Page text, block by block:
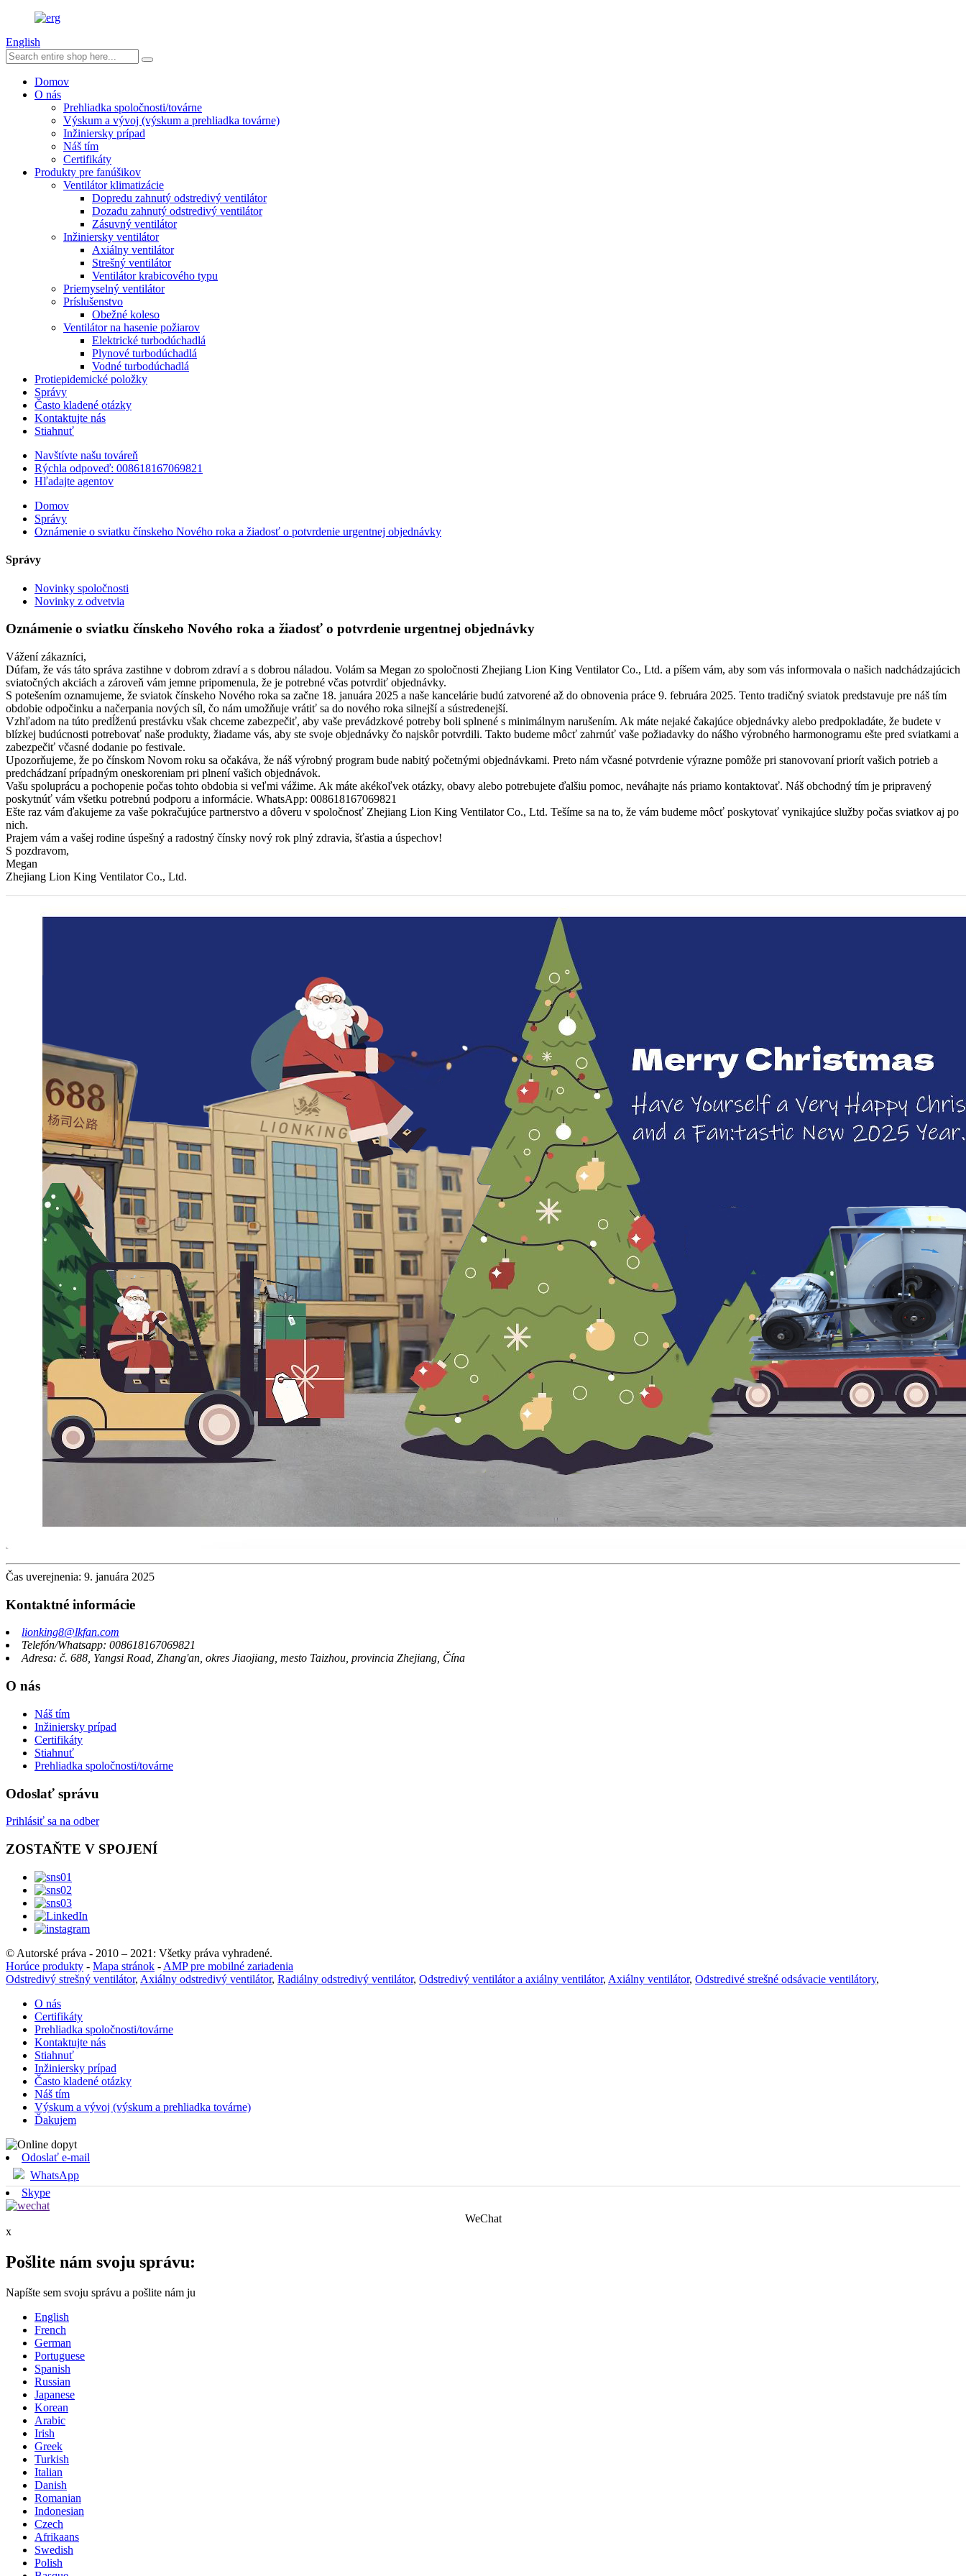
English
Domov
O nás
Prehliadka spoločnosti/továrne
Výskum a vývoj (výskum a prehliadka továrne)
Inžiniersky prípad
Náš tím
Certifikáty
Produkty pre fanúšikov
Ventilátor klimatizácie
Dopredu zahnutý odstredivý ventilátor
Dozadu zahnutý odstredivý ventilátor
Zásuvný ventilátor
Inžiniersky ventilátor
Axiálny ventilátor
Strešný ventilátor
Ventilátor krabicového typu
Priemyselný ventilátor
Príslušenstvo
Obežné koleso
Ventilátor na hasenie požiarov
Elektrické turbodúchadlá
Plynové turbodúchadlá
Vodné turbodúchadlá
Protiepidemické položky
Správy
Často kladené otázky
Kontaktujte nás
Stiahnuť
Navštívte našu továreň
Rýchla odpoveď: 008618167069821
Hľadajte agentov
Domov
Správy
Oznámenie o sviatku čínskeho Nového roka a žiadosť o potvrdenie urgentnej objednávky
Správy
Novinky spoločnosti
Novinky z odvetvia
Oznámenie o sviatku čínskeho Nového roka a žiadosť o potvrdenie urgentnej objednávky
Vážení zákazníci,
Dúfam, že vás táto správa zastihne v dobrom zdraví a s dobrou náladou. Volám sa Megan zo spoločnosti Zhejiang Lion King Ventilator Co., Ltd. a píšem vám, aby som vás informovala o našich nadchádzajúcich
sviatočných akciách a zároveň vám jemne pripomenula, že je potrebné včas potvrdiť objednávky.
S potešením oznamujeme, že sviatok čínskeho Nového roka sa začne 18. januára 2025 a naše kancelárie budú zatvorené až do obnovenia práce 9. februára 2025. Tento tradičný sviatok predstavuje pre náš tím
obdobie odpočinku a načerpania nových síl, čo nám umožňuje vrátiť sa do nového roka silnejší a sústredenejší.
Vzhľadom na túto predĺženú prestávku však chceme zabezpečiť, aby vaše prevádzkové potreby boli splnené s minimálnym narušením. Ak máte nejaké čakajúce objednávky alebo predpokladáte, že budete v
blízkej budúcnosti potrebovať naše produkty, žiadame vás, aby ste svoje objednávky čo najskôr potvrdili. Takto budeme môcť zahrnúť vaše požiadavky do nášho výrobného harmonogramu ešte pred sviatkami a
zabezpečiť včasné dodanie po festivale.
Upozorňujeme, že po čínskom Novom roku sa očakáva, že náš výrobný program bude nabitý početnými objednávkami. Preto nám včasné potvrdenie výrazne pomôže pri stanovovaní priorít vašich potrieb a
predchádzaní prípadným oneskoreniam pri plnení vašich objednávok.
Vašu spoluprácu a pochopenie počas tohto obdobia si veľmi vážime. Ak máte akékoľvek otázky, obavy alebo potrebujete ďalšiu pomoc, neváhajte nás priamo kontaktovať. Náš obchodný tím je pripravený
poskytnúť vám všetku potrebnú podporu a informácie. WhatsApp: 008618167069821
Ešte raz vám ďakujeme za vaše pokračujúce partnerstvo a dôveru v spoločnosť Zhejiang Lion King Ventilator Co., Ltd. Tešíme sa na to, že vám budeme môcť poskytovať vynikajúce služby počas sviatkov aj po
nich.
Prajem vám a vašej rodine úspešný a radostný čínsky nový rok plný zdravia, šťastia a úspechov!
S pozdravom,
Megan
Zhejiang Lion King Ventilator Co., Ltd.
Čas uverejnenia: 9. januára 2025
Kontaktné informácie
lionking8@lkfan.com
Telefón/Whatsapp: 008618167069821
Adresa: č. 688, Yangsi Road, Zhang'an, okres Jiaojiang, mesto Taizhou, provincia Zhejiang, Čína
O nás
Náš tím
Inžiniersky prípad
Certifikáty
Stiahnuť
Prehliadka spoločnosti/továrne
Odoslať správu
Prihlásiť sa na odber
ZOSTAŇTE V SPOJENÍ
© Autorské práva - 2010 – 2021: Všetky práva vyhradené.
Horúce produkty - Mapa stránok - AMP pre mobilné zariadenia
Odstredivý strešný ventilátor, Axiálny odstredivý ventilátor, Radiálny odstredivý ventilátor, Odstredivý ventilátor a axiálny ventilátor, Axiálny ventilátor, Odstredivé strešné odsávacie ventilátory,
O nás
Certifikáty
Prehliadka spoločnosti/továrne
Kontaktujte nás
Stiahnuť
Inžiniersky prípad
Často kladené otázky
Náš tím
Výskum a vývoj (výskum a prehliadka továrne)
Ďakujem
Odoslať e-mail
WhatsApp
Skype
WeChat
x
Pošlite nám svoju správu:
Napíšte sem svoju správu a pošlite nám ju
English
French
German
Portuguese
Spanish
Russian
Japanese
Korean
Arabic
Irish
Greek
Turkish
Italian
Danish
Romanian
Indonesian
Czech
Afrikaans
Swedish
Polish